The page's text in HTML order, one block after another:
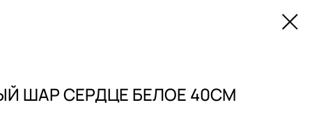
ШАР СЕРДЦЕ БЕЛОЕ 40СМ